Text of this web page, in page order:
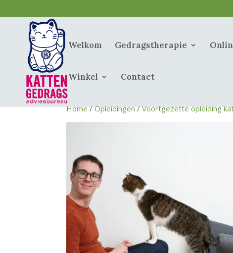
Welkom Gedragstherapie
Winkel Contact
Home/Opleidingen/Voortgezette opleiding